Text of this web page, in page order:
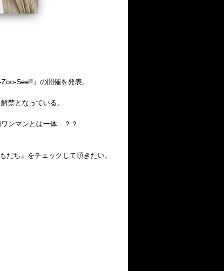
See!! 』の開催を発表。
禁となっている。
ンマンとは一体
？？
だち』をチェックして頂きたい。